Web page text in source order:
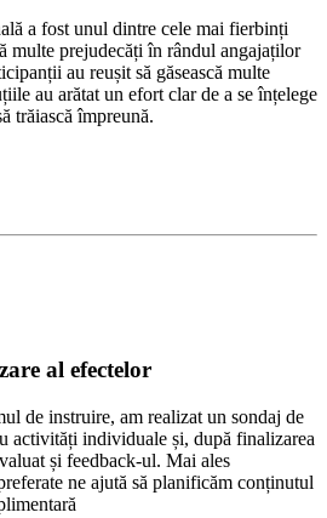
a fost unul dintre cele mai fierbinți
multe prejudecăți în rândul angajaților
au reușit să găsească multe
au arătat un efort clar de a se înțelege
trăiască împreună.
al efectelor
de instruire, am realizat un sondaj de
activități individuale și, după finalizarea
și feedback-ul. Mai ales
ne ajută să planificăm conținutul